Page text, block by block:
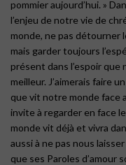
pommier aujourd’hui. »
l’enjeu de notre vie de
monde, ne pas détourner
mais garder toujours
présent dans l’espoir que
meilleur. J’aimerais faire
que vit notre monde face
invite à regarder en face
monde vit déjà et vivra
aussi à ne pas nous
que ses Paroles d’amour